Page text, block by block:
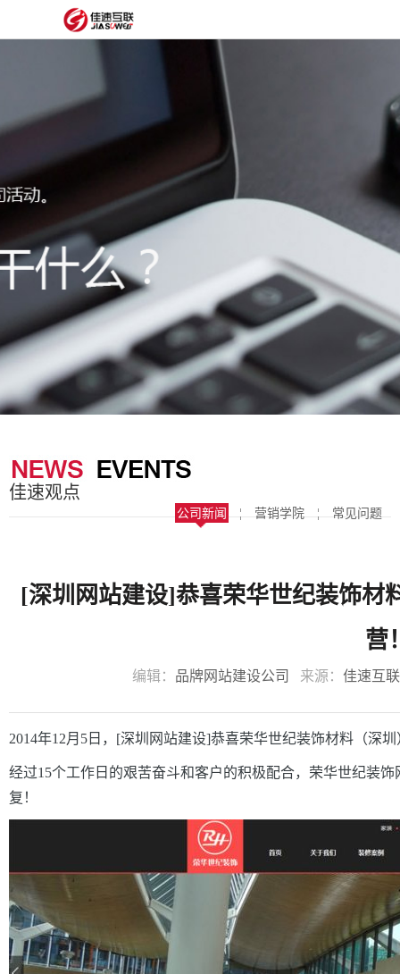
设
网
建
制
板
抖
获
里
服
经
案
站
圈
子
关
佳速观点
公司新闻 ¦ 营销学院 ¦ 常见问题
[深圳网站建设]恭喜荣华世纪装饰材
营
编辑： 品牌网站建设公司 来源： 佳速互联
2014年12月5日，[深圳网站建设]恭喜荣华世纪装饰材料（深圳
经过15个工作日的艰苦奋斗和客户的积极配合，荣华世纪装饰
复 ！